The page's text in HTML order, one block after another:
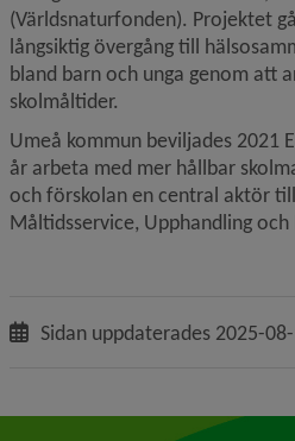
(Världsnaturfonden). Projektet
långsiktig övergång till
bland barn och unga genom att
skolmåltider.
Umeå kommun beviljades 2021
år arbeta med mer hållbar
och förskolan en central aktör
Måltidsservice, Upphandling
Sidan uppdaterades 2025-